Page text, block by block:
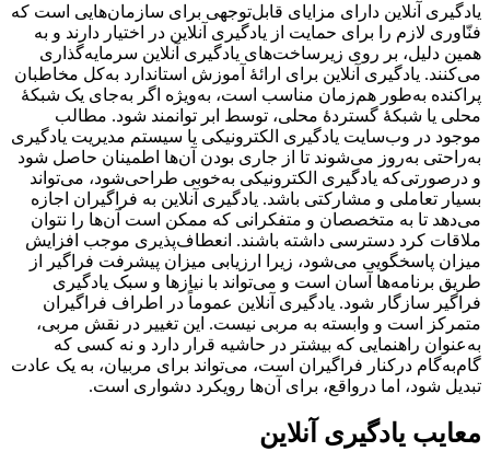
یادگیری آنلاین دارای مزایای قابل‌توجهی برای سازمان‌هایی است که
فنّاوری لازم را برای حمایت از یادگیری آنلاین در اختیار دارند و به
همین دلیل، بر روی زیرساخت‌های یادگیری آنلاین سرمایه‌گذاری
می‌کنند. یادگیری آنلاین برای ارائۀ آموزش استاندارد به‌کل مخاطبان
پراکنده به‌طور هم‌زمان مناسب است، به‌ویژه اگر به‌جای یک شبکۀ
محلی یا شبکۀ گستردۀ محلی، توسط ابر توانمند شود. مطالب
موجود در وب‌سایت یادگیری الکترونیکی یا سیستم مدیریت یادگیری
به‌راحتی به‌روز می‌شوند تا از جاری بودن آن‌ها اطمینان حاصل شود
و درصورتی‌که یادگیری الکترونیکی به‌خوبی طراحی‌شود، می‌تواند
بسیار تعاملی و مشارکتی باشد. یادگیری آنلاین به فراگیران اجازه
می‌دهد تا به متخصصان و متفکرانی که ممکن است آن‌ها را نتوان
ملاقات کرد دسترسی داشته باشند. انعطاف‌پذیری موجب افزایش
میزان پاسخگویی می‌شود، زیرا ارزیابی میزان پیشرفت فراگیر از
طریق برنامه‌ها آسان است و می‌تواند با نیازها و سبک یادگیری
فراگیر سازگار شود. یادگیری آنلاین عموماً در اطراف فراگیران
متمرکز است و وابسته به مربی نیست. این تغییر در نقش مربی،
به‌عنوان راهنمایی که بیشتر در حاشیه قرار دارد و نه کسی که
گام‌به‌گام درکنار فراگیران است، می‌تواند برای مربیان، به یک عادت
تبدیل شود، اما درواقع، برای آن‌ها رویکرد دشواری است.
معایب یادگیری آنلاین